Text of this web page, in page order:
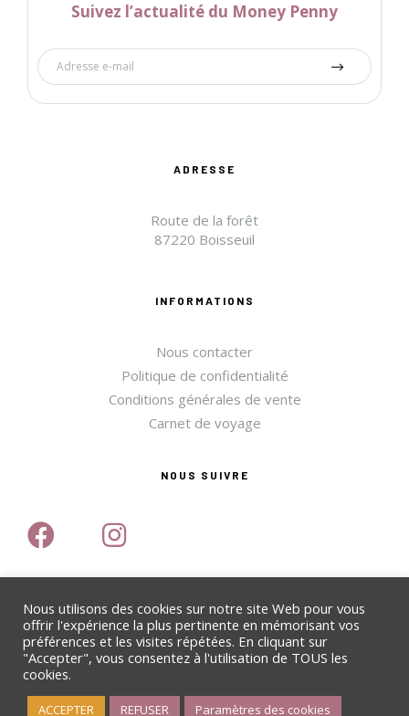
Suivez l’actualité du Money Penny
ADRESSE
Route de la forêt
87220 Boisseuil
INFORMATIONS
Nous contacter
Politique de confidentialité
Conditions générales de vente
Carnet de voyage
NOUS SUIVRE
Copyright © 2022 Money Penny .Tous droits réservés
Nous utilisons des cookies sur notre site Web pour vous
offrir l'expérience la plus pertinente en mémorisant vos
préférences et les visites répétées. En cliquant sur
"Accepter", vous consentez à l'utilisation de TOUS les
cookies.
ACCEPTER REFUSER Paramètres des cookies